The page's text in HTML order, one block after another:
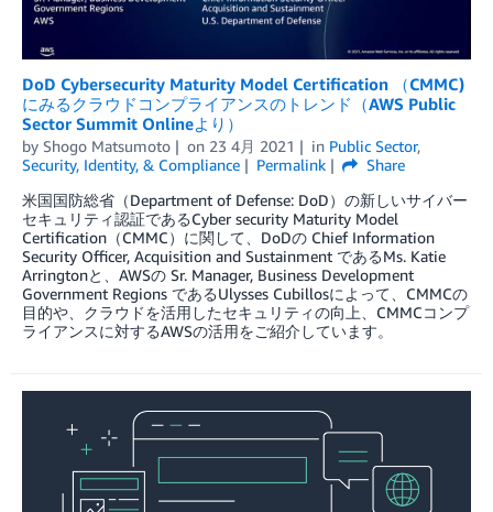
DoD Cybersecurity Maturity Model Certification （CMMC)
にみるクラウドコンプライアンスのトレンド（AWS Public
Sector Summit Onlineより）
by Shogo Matsumoto on 23 4月 2021 in Public Sector,
Security, Identity, & Compliance
Permalink
Share
米国国防総省（Department of Defense: DoD）の新しいサイバー
セキュリティ認証であるCyber security Maturity Model
Certification（CMMC）に関して、DoDの Chief Information
Security Officer, Acquisition and Sustainment であるMs. Katie
Arringtonと、AWSの Sr. Manager, Business Development
Government Regions であるUlysses Cubillosによって、CMMCの
目的や、クラウドを活用したセキュリティの向上、CMMCコンプ
ライアンスに対するAWSの活用をご紹介しています。